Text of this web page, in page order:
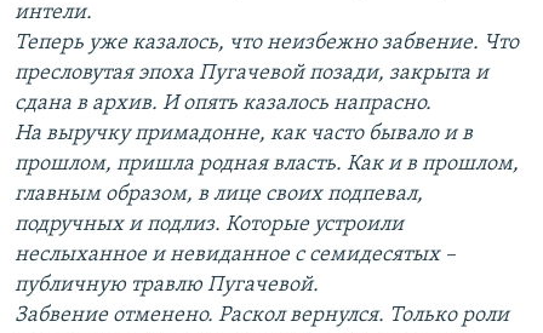
интели.
Теперь уже казалось, что неизбежно забвение. Что
пресловутая эпоха Пугачевой позади, закрыта и
сдана в архив. И опять казалось напрасно.
На выручку примадонне, как часто бывало и в
прошлом, пришла родная власть. Как и в прошлом,
главным образом, в лице своих подпевал,
подручных и подлиз. Которые устроили
неслыханное и невиданное с семидесятых –
публичную травлю Пугачевой.
Забвение отменено. Раскол вернулся. Только роли